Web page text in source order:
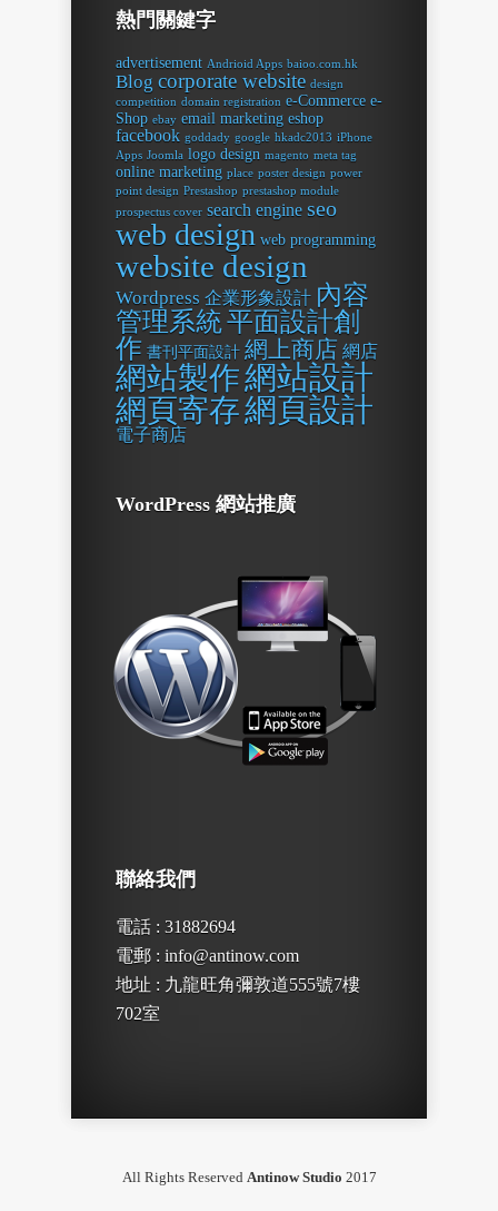
熱門關鍵字
advertisement Andrioid Apps baioo.com.hk
Blog corporate website design
competition domain registration e-Commerce e-
Shop ebay email marketing eshop
facebook goddady google hkadc2013 iPhone
Apps Joomla logo design magento meta tag
online marketing place poster design power
point design Prestashop prestashop module
prospectus cover search engine seo
web design web programming
website design
Wordpress 企業形象設計 內容
管理系統平面設計創
作 書刊平面設計 網上商店 網店
網站製作網站設計
網頁寄存網頁設計
電子商店
WordPress 網站推廣
聯絡我們
電話 : 31882694
電郵 : info@antinow.com
地址 : 九龍旺角彌敦道555號7樓
702室
All Rights Reserved Antinow Studio 2017